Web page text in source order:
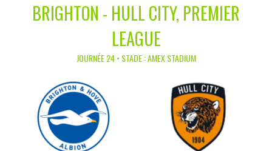
BRIGHTON - HULL CITY, PREMIER
LEAGUE
JOURNÉE 24 • STADE : AMEX STADIUM